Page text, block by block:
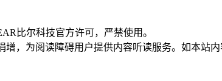
比尔科技官方许可，严禁使用。
，为阅读障碍用户提供内容听读服务。如本站